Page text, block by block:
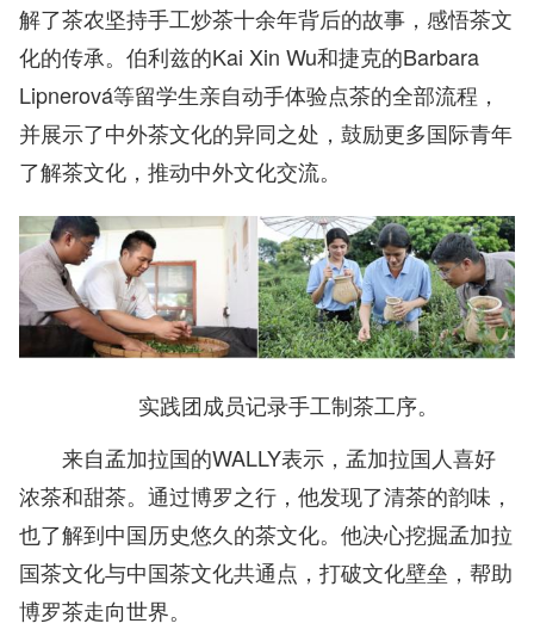
解了茶农坚持手工炒茶十余年背后的故事，感悟茶文
化的传承。伯利兹的Kai Xin Wu和捷克的Barbara
Lipnerová等留学生亲自动手体验点茶的全部流程，
并展示了中外茶文化的异同之处，鼓励更多国际青年
了解茶文化，推动中外文化交流。
实践团成员记录手工制茶工序。
来自孟加拉国的WALLY表示，孟加拉国人喜好
浓茶和甜茶。通过博罗之行，他发现了清茶的韵味，
也了解到中国历史悠久的茶文化。他决心挖掘孟加拉
国茶文化与中国茶文化共通点，打破文化壁垒，帮助
博罗茶走向世界。